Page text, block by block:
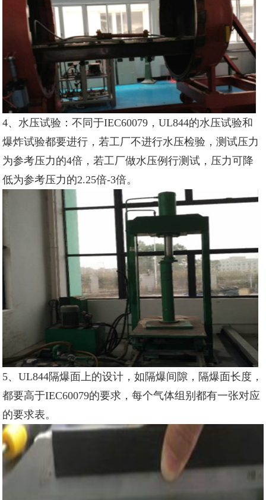
4、水压试验：不同于IEC60079，UL844的水压试验和
爆炸试验都要进行，若工厂不进行水压检验，测试压力
为参考压力的4倍，若工厂做水压例行测试，压力可降
低为参考压力的2.25倍-3倍。
5、UL844隔爆面上的设计，如隔爆间隙，隔爆面长度，
都要高于IEC60079的要求，每个气体组别都有一张对应
的要求表。